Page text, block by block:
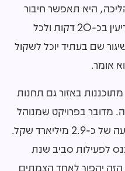
היא תאפשר חיבור
בכ-20 דקות ולכל
שם בעתיד יוכל לשקול
אומר.
באזור גם תחנות
מדובר בפרויקט שמנוהל
של כ-2.9 מיליארד שקל.
לפעילות סביב שנת
יהפוך לאחד הצמתים